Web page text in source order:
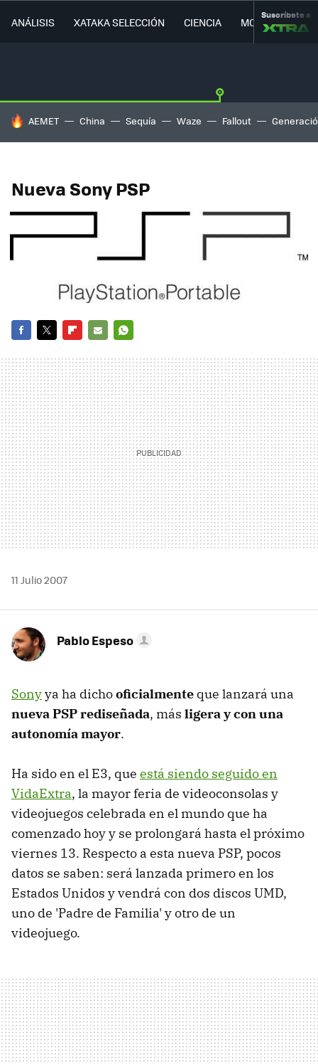
ANÁLISIS XATAKA SELECCIÓN CIENCIA MOVILIDAD
Suscríbete a
HOY SE HABLA DE
AEMET China Sequía Waze Fallout
Nueva Sony PSP
MAIL
11 Julio 2007
Pablo Espeso
Sonyya ha dichooficialmente que lanzará una
nueva PSP rediseñada, más ligera y con una
autonomía mayor.
Ha sido en el E3, que está siendo seguido en
VidaExtra, la mayor feria de videoconsolas y
videojuegos celebrada en el mundo que ha
comenzado hoy y se prolongará hasta el próximo
viernes 13. Respecto a esta nueva PSP, pocos
datos se saben: será lanzada primero en los
Estados Unidos y vendrá con dos discos UMD,
uno de 'Padre de Familia' y otro de un
videojuego.